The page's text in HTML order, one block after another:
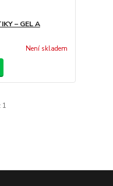
– GEL A
Není skladem
1